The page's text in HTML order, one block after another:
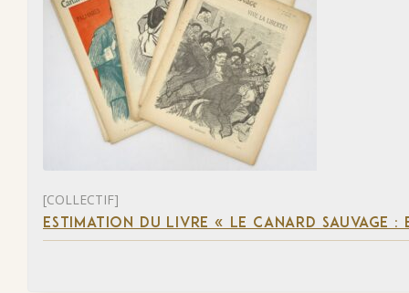
[COLLECTIF]
ESTIMATION DU LIVRE « LE CANARD SAUVAGE :